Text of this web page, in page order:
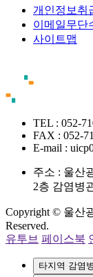
개인정보취
이메일무단
사이트맵
TEL : 052-
FAX : 052-
E-mail :
주소 : 울산
2층 감염병
Copyright © 울산
Reserved.
유투브 페이스북
타지역 감염